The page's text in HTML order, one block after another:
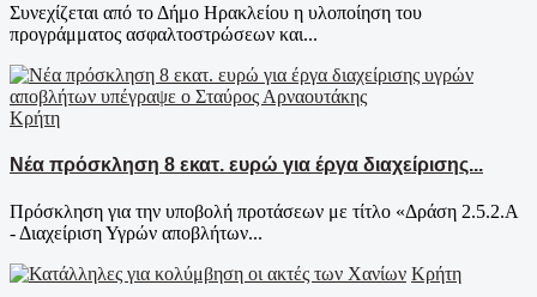
Συνεχίζεται από το Δήμο Ηρακλείου η υλοποίηση του
προγράμματος ασφαλτοστρώσεων και...
Κρήτη
Νέα πρόσκληση 8 εκατ. ευρώ για έργα διαχείρισης...
Πρόσκληση για την υποβολή προτάσεων με τίτλο «Δράση 2.5.2.Α
- Διαχείριση Υγρών αποβλήτων...
Κρήτη